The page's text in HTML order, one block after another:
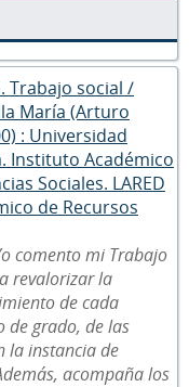
Trabajo social /
María (Arturo
: Universidad
Instituto Académico
Sociales. LARED
de Recursos
comento mi Trabajo
revalorizar la
de cada
de grado, de las
la instancia de
acompaña los